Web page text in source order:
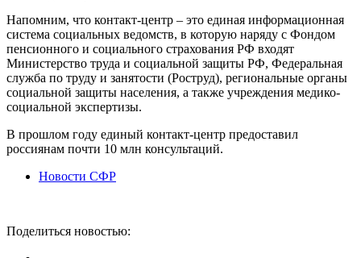
Напомним, что контакт-центр – это единая информационная
система социальных ведомств, в которую наряду с Фондом
пенсионного и социального страхования РФ входят
Министерство труда и социальной защиты РФ, Федеральная
служба по труду и занятости (Роструд), региональные органы
социальной защиты населения, а также учреждения медико-
социальной экспертизы.
В прошлом году единый контакт-центр предоставил
россиянам почти 10 млн консультаций.
Новости СФР
Поделиться новостью: